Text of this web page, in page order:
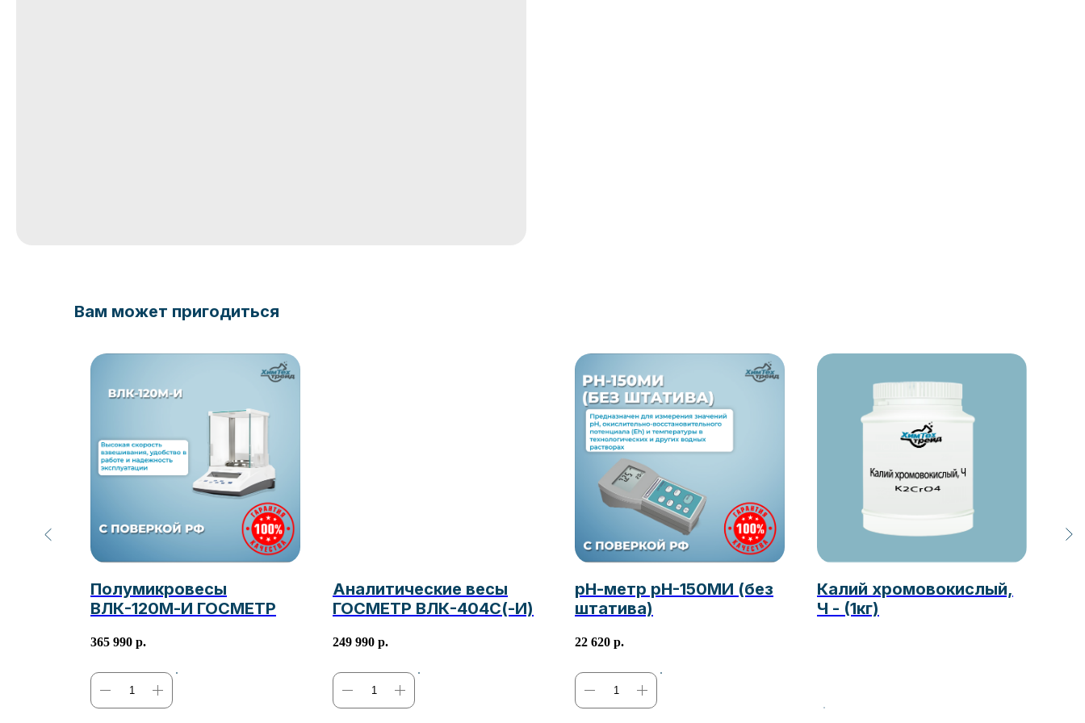
Вам может пригодиться
Полумикровесы
ВЛК-120М-И ГОСМЕТР
365 990 р.
Аналитические весы
ГОСМЕТР ВЛК-404С(-И)
249 990 р.
рН-метр pH-150МИ (без
штатива)
22 620 р.
Калий хромовокислый,
Ч - (1кг)